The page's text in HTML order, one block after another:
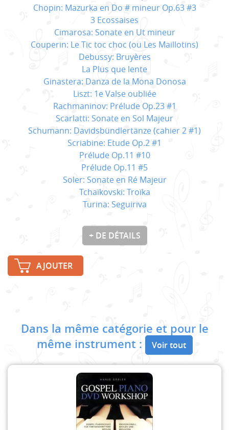
Chopin: Mazurka en Do # mineur Op.63 #3
3 Ecossaises
Cimarosa: Sonate en Ut mineur
Couperin: Le Tic toc choc (ou Les Maillotins)
Debussy: Bruyères
La Plus que lente
Ginastera: Danza de la Mona Donosa
Liszt: 1e Valse oubliée
Rachmaninov: Prélude Op.23 #1
Scarlatti: Sonate en Sol Majeur
Schumann: Davidsbündlertänze (cahier 2 #1)
Scriabine: Etude Op.2 #1
Prélude Op.11 #10
Prélude Op.11 #5
Soler: Sonate en Ré Majeur
Tchaïkovski: Troïka
Turina: Seguiriva
+ DE DÉTAILS
AJOUTER
Dans la même catégorie et pour le
même instrument :
Voir tout